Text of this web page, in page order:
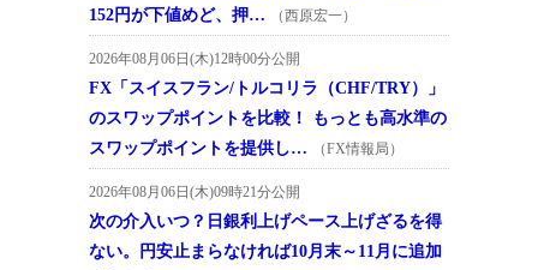
152円が下値めど、押…
（西原宏一）
2026年08月06日(木)12時00分公開
FX「スイスフラン/トルコリラ（CHF/TRY）」
のスワップポイントを比較！ もっとも高水準の
スワップポイントを提供し…
（FX情報局）
2026年08月06日(木)09時21分公開
次の介入いつ？日銀利上げペース上げざるを得
ない。円安止まらなければ10月末～11月に追加